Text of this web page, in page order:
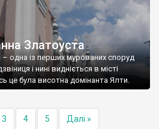
Златоуста
одна із перших мурованих споруд
і нині видніється в місті
це була висотна домінанта Ялти.
3 4 5 Далі »